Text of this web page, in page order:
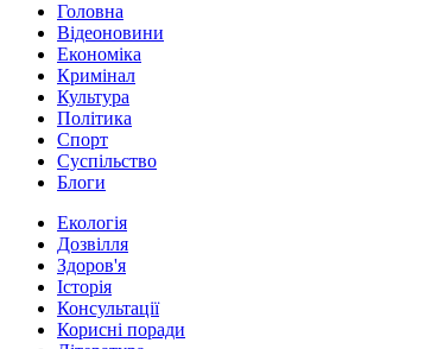
Головна
Відеоновини
Економіка
Кримінал
Культура
Політика
Спорт
Суспільство
Блоги
Екологія
Дозвілля
Здоров'я
Історія
Консультації
Корисні поради